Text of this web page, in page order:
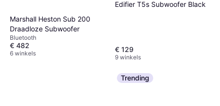
Marshall Heston Sub 200
Draadloze Subwoofer
Bluetooth
€ 482
6 winkels
Edifier T5s Subwoofer Black
€ 129
9 winkels
Trending